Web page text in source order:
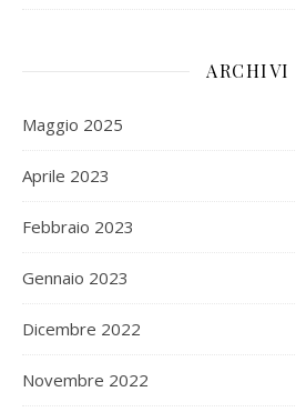
ARCHIVI
Maggio 2025
Aprile 2023
Febbraio 2023
Gennaio 2023
Dicembre 2022
Novembre 2022